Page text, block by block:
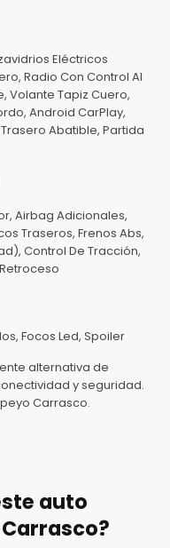
Eléctricos
Radio Con Control Al
Volante Tapiz Cuero,
Android CarPlay,
Abatible, Partida
Airbag Adicionales,
Traseros, Frenos Abs,
Control De Tracción,
Focos Led, Spoiler
alternativa de
y seguridad.
Carrasco.
auto